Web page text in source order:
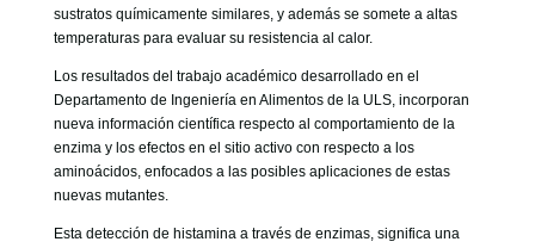
sustratos químicamente similares, y además se somete a altas
temperaturas para evaluar su resistencia al calor.
Los resultados del trabajo académico desarrollado en el
Departamento de Ingeniería en Alimentos de la ULS, incorporan
nueva información científica respecto al comportamiento de la
enzima y los efectos en el sitio activo con respecto a los
aminoácidos, enfocados a las posibles aplicaciones de estas
nuevas mutantes.
Esta detección de histamina a través de enzimas, significa una